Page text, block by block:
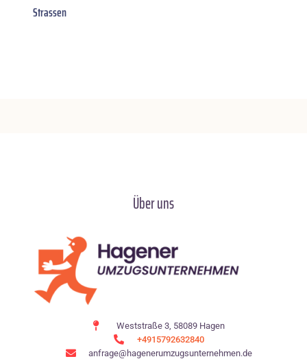
Strassen
Über uns
Weststraße 3, 58089 Hagen
+4915792632840
anfrage@hagenerumzugsunternehmen.de